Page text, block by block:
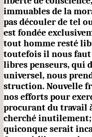
immuables de la
pas découler de tel
est fondée
tout homme resté
toutefois il nous faut
libres penseurs, qui
universel, nous
struction. Nouvelle
nos efforts pour
procurant du travail
cherché inutilement;
quiconque serait